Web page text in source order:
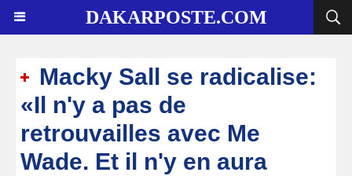
DAKARPOSTE.COM
Macky Sall se radicalise:
«Il n'y a pas de
retrouvailles avec Me
Wade. Et il n'y en aura